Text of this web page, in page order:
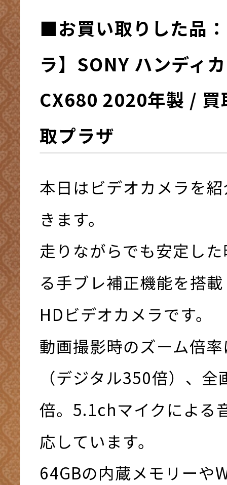
■お買い取りした品
ラ】SONY ハンディ
CX680 2020年製 / 買
取プラザ
本日はビデオカメラを
きます。
走りながらでも安定し
る手ブレ補正機能を搭
HDビデオカメラです。
動画撮影時のズーム倍
（デジタル350倍）、
倍。5.1chマイクによる
応しています。
64GBの内蔵メモリーや